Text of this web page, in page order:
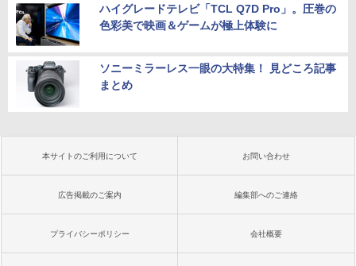
ハイグレードテレビ「TCL Q7D Pro」。圧巻の
色彩美で映画＆ゲームが極上体験に
ソニーミラーレス一眼の大特集！ 見どころ記事
まとめ
本サイトのご利用について お問い合わせ
広告掲載のご案内 編集部へのご連絡
プライバシーポリシー 会社概要